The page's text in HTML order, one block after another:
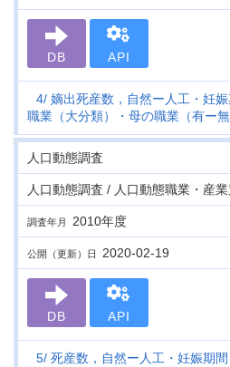
DB API
4 嫡出死産数，自然ー人工・妊
職業（大分類）・母の職業（有ー
人口動態調査
人口動態調査 / 人口動態職業・産
調査年月 2010年度
公開（更新）日 2020-02-19
DB API
5 死産数，自然ー人工・妊娠期